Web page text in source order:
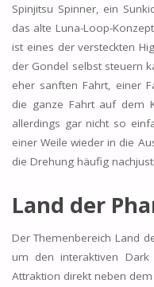
Spinjitsu Spinner, ein
das alte Luna-Loop-
ist eines der versteckten
der Gondel selbst steuern
eher sanften Fahrt, einer
die ganze Fahrt auf dem
allerdings gar nicht so
einer Weile wieder in die
die Drehung häufig
Land der
Der Themenbereich Land
um den interaktiven Dark
Attraktion direkt neben